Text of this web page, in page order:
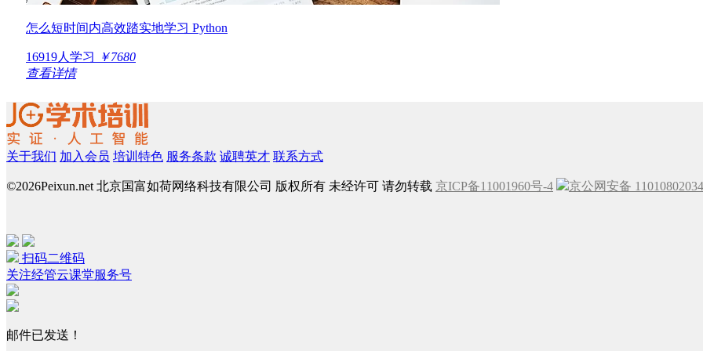
怎么短时间内高效踏实地学习 Python
16919人学习
￥7680
查看详情
关于我们 加入会员 培训特色 服务条款 诚聘英才 联系方式
©2026Peixun.net 北京国富如荷网络科技有限公司 版权所有 未经许可 请勿转载 京ICP备11001960号-4 京公网安备
扫码二维码
关注经管云课堂服务号
邮件已发送！